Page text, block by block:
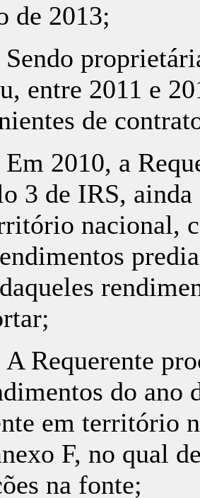
de 2013;
proprietária
entre 2011 e
de
2010, a
3 de IRS,
nacional,
do ano
em território
F, no qual
na fonte;